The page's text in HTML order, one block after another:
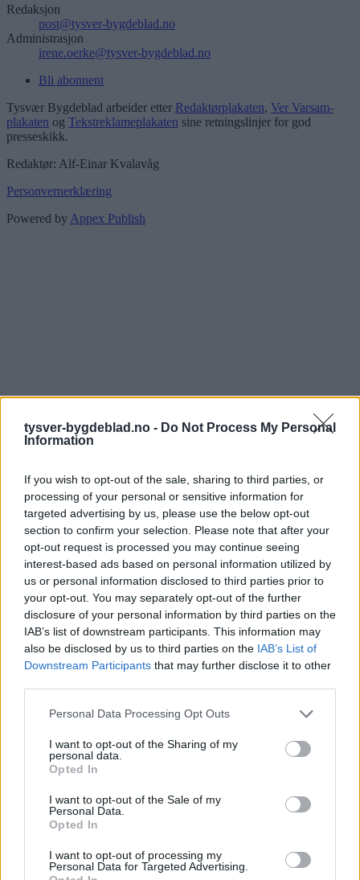
tysver-bygdeblad.no - Do Not Process My Personal
Information
If you wish to opt-out of the sale, sharing to third parties, or
processing of your personal or sensitive information for
targeted advertising by us, please use the below opt-out
section to confirm your selection. Please note that after your
opt-out request is processed you may continue seeing
interest-based ads based on personal information utilized by
us or personal information disclosed to third parties prior to
your opt-out. You may separately opt-out of the further
disclosure of your personal information by third parties on the
IAB’s list of downstream participants. This information may
also be disclosed by us to third parties on the IAB’s List of
Downstream Participants that may further disclose it to other
Personal Data Processing Opt Outs
I want to opt-out of the Sharing of my
personal data.
Opted In
I want to opt-out of the Sale of my
Personal Data.
Opted In
I want to opt-out of processing my
Personal Data for Targeted Advertising.
Redaksjon
post@tysver-bygdeblad.no
Administrasjon
irene.oerke@tysver-bygdeblad.no
Bli abonnent
Tysvær Bygdeblad arbeider etter Redaktørplakaten, Ver Varsam-
plakaten og Tekstreklameplakaten sine retningslinjer for god
presseskikk.
Redaktør: Alf-Einar Kvalavåg
Personvernerklæring
Powered by Appex Publish